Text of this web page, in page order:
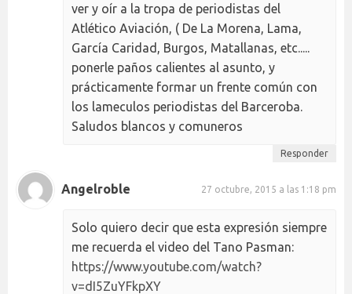
ver y oír a la tropa de periodistas del
Atlético Aviación, ( De La Morena, Lama,
García Caridad, Burgos, Matallanas, etc.....
ponerle paños calientes al asunto, y
prácticamente formar un frente común con
los lameculos periodistas del Barceroba.
Saludos blancos y comuneros
Responder
Angelroble 27 octubre, 2015 a las 1:18 pm
Solo quiero decir que esta expresión siempre
me recuerda el video del Tano Pasman:
https://www.youtube.com/watch?
v=dI5ZuYFkpXY